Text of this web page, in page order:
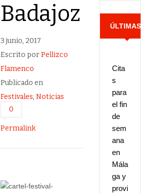
Badajoz
3 junio, 2017
Escrito porPellizco
Flamenco
Publicado en
Festivales,Noticias
0
Permalink
ÚLTIMAS
Cita
s
para
el fin
de
sem
ana
en
Mála
ga y
provi